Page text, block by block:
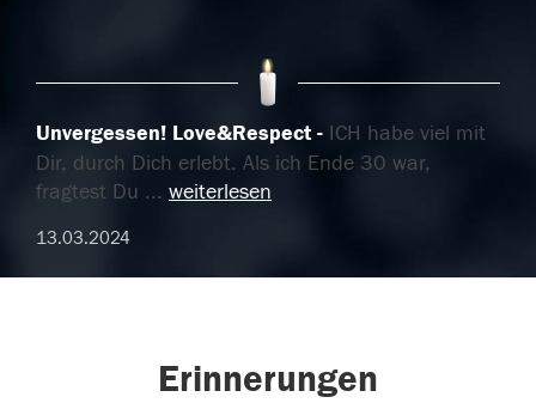
Unvergessen! Love&Respect
ICH habe viel mit
Dir, durch Dich erlebt. Als ich Ende 30 war,
fragtest Du ... weiterlesen
13.03.2024
Erinnerungen